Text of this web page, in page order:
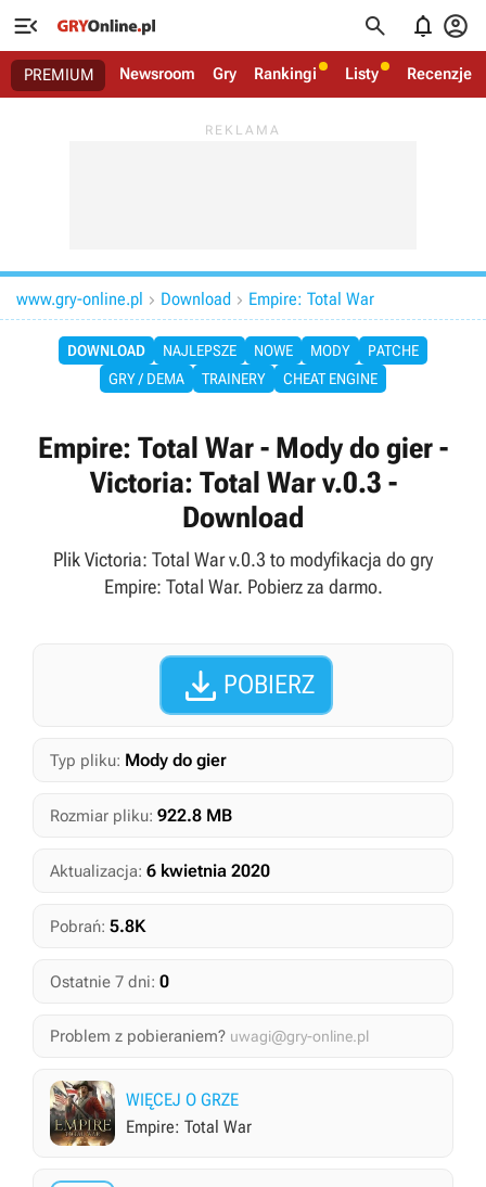
   
PREMIUM Newsroom Gry Rankingi Listy Recenzje
www.gry-online.pl  Download  Empire: Total War
DOWNLOAD NAJLEPSZE NOWE MODY
PATCHE
GRY / DEMA
TRAINERY CHEAT ENGINE
Empire: Total War - Mody do gier -
Victoria: Total War v.0.3 -
Download
Plik Victoria: Total War v.0.3 to modyfikacja do gry
Empire: Total War. Pobierz za darmo.
 POBIERZ
Typ pliku: Mody do gier
Rozmiar pliku: 922.8 MB
Aktualizacja: 6 kwietnia 2020
Pobrań: 5.8K
Ostatnie 7 dni: 0
Problem z pobieraniem? uwagi@gry-online.pl
WIĘCEJ O GRZE
Empire: Total War